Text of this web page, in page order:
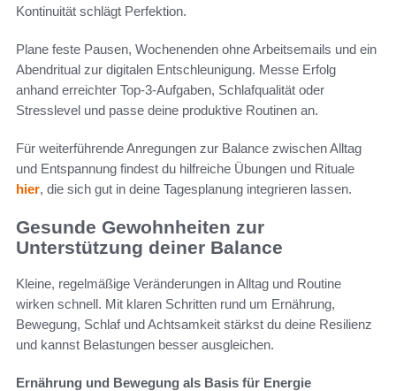
Kontinuität schlägt Perfektion.
Plane feste Pausen, Wochenenden ohne Arbeitsemails und ein
Abendritual zur digitalen Entschleunigung. Messe Erfolg
anhand erreichter Top-3-Aufgaben, Schlafqualität oder
Stresslevel und passe deine produktive Routinen an.
Für weiterführende Anregungen zur Balance zwischen Alltag
und Entspannung findest du hilfreiche Übungen und Rituale
hier, die sich gut in deine Tagesplanung integrieren lassen.
Gesunde Gewohnheiten zur
Unterstützung deiner Balance
Kleine, regelmäßige Veränderungen in Alltag und Routine
wirken schnell. Mit klaren Schritten rund um Ernährung,
Bewegung, Schlaf und Achtsamkeit stärkst du deine Resilienz
und kannst Belastungen besser ausgleichen.
Ernährung und Bewegung als Basis für Energie